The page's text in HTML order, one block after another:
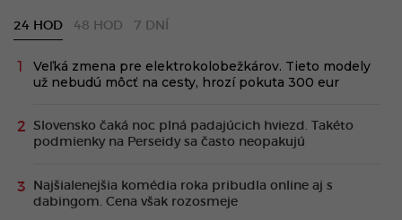
24 HOD 48 HOD 7 DNÍ
Veľká zmena pre elektrokolobežkárov. Tieto modely
už nebudú môcť na cesty, hrozí pokuta 300 eur
Slovensko čaká noc plná padajúcich hviezd. Takéto
podmienky na Perseidy sa často neopakujú
Najšialenejšia komédia roka pribudla online aj s
dabingom. Cena však rozosmeje